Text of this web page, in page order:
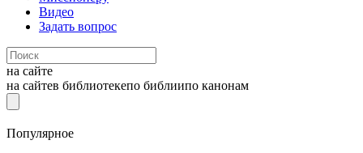
Видео
Задать вопрос
на сайте
на сайтев библиотекепо библиипо канонам
Популярное